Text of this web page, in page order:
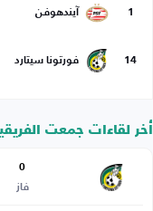
1 آيندهوفن
14 فورتونا سيتارد
أخر لقاءات جمعت
0
فاز